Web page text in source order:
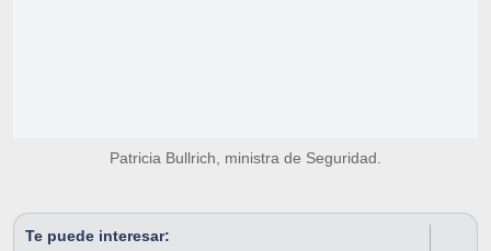
Patricia Bullrich, ministra de Seguridad.
Te puede interesar: